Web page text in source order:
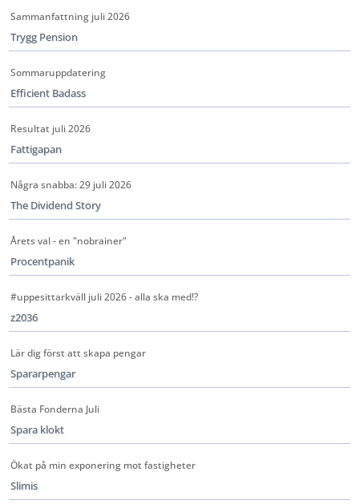
Sammanfattning juli 2026
Trygg Pension
Sommaruppdatering
Efficient Badass
Resultat juli 2026
Fattigapan
Några snabba: 29 juli 2026
The Dividend Story
Årets val - en "nobrainer"
Procentpanik
#uppesittarkväll juli 2026 - alla ska med!?
z2036
Lär dig först att skapa pengar
Spararpengar
Bästa Fonderna Juli
Spara klokt
Ökat på min exponering mot fastigheter
Slimis